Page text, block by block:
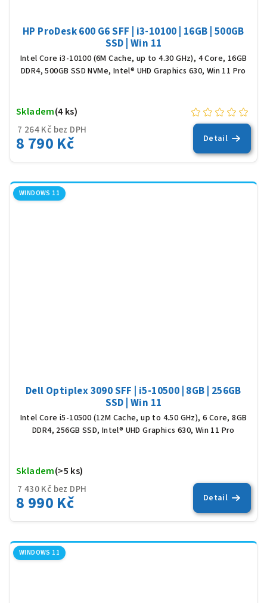
HP ProDesk 600 G6 SFF | i3-10100 | 16GB | 500GB
SSD | Win 11
Intel Core i3-10100 (6M Cache, up to 4.30 GHz), 4 Core, 16GB
DDR4, 500GB SSD NVMe, Intel® UHD Graphics 630, Win 11 Pro
7 264 Kč bez DPH
8 790 Kč
Skladem(4 ks)
Detail
WINDOWS 11
Dell Optiplex 3090 SFF | i5-10500 | 8GB | 256GB
SSD | Win 11
Intel Core i5-10500 (12M Cache, up to 4.50 GHz), 6 Core, 8GB
DDR4, 256GB SSD, Intel® UHD Graphics 630, Win 11 Pro
7 430 Kč bez DPH
8 990 Kč
Skladem(>5 ks)
je
5,0
Detail
WINDOWS 11